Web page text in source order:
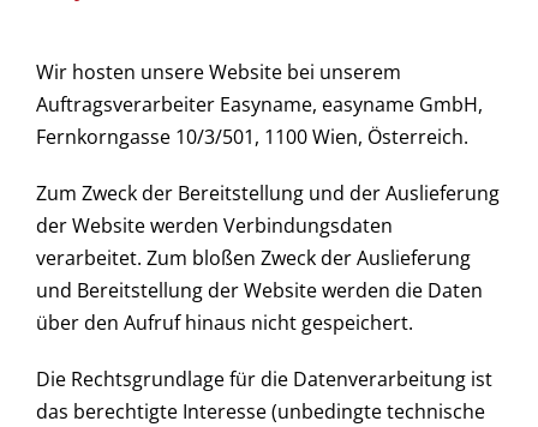
Wir hosten unsere Website bei unserem
Auftragsverarbeiter Easyname, easyname GmbH,
Fernkorngasse 10/3/501, 1100 Wien, Österreich.
Zum Zweck der Bereitstellung und der Auslieferung
der Website werden Verbindungsdaten
verarbeitet. Zum bloßen Zweck der Auslieferung
und Bereitstellung der Website werden die Daten
über den Aufruf hinaus nicht gespeichert.
Die Rechtsgrundlage für die Datenverarbeitung ist
das berechtigte Interesse (unbedingte technische